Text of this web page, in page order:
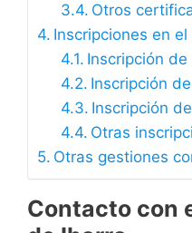
Otros
Inscripciones en
Inscripción
Inscripción
Inscripción
Otras
Otras gestiones
Contacto con